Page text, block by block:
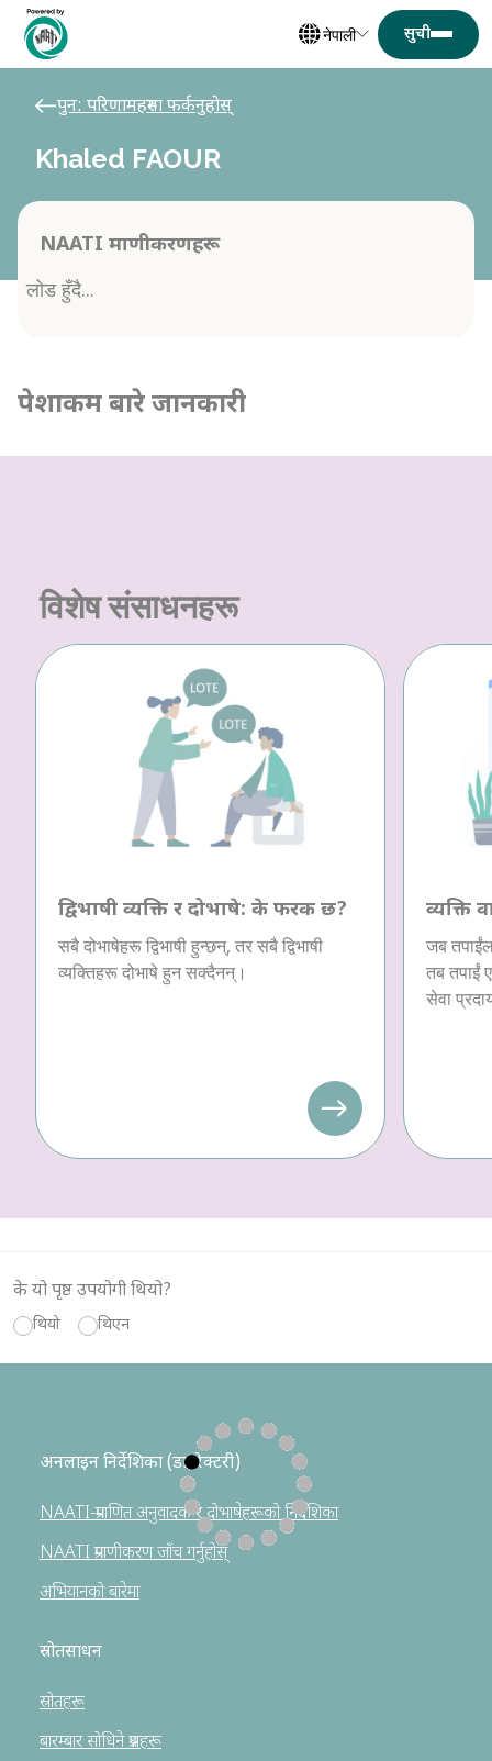
नेपाली
पुन: परिणामहरुमा फर्कनुहोस्
Khaled FAOUR
NAATI प्रमाणीकरणहरू
लोड हुँदै...
पेशाकर्मी बारे जानकारी
विशेष संसाधनहरू
द्विभाषी व्यक्ति र दोभाषे: के फरक छ?
सबै दोभाषेहरू द्विभाषी हुन्छन्, तर सबै द्विभाषी
व्यक्तिहरू दोभाषे हुन सक्दैनन्।
व्यक्ति
जब
तब तपाईं
सेवा
के यो पृष्ठ उपयोगी थियो?
थियो थिएन
अनलाइन निर्देशिका (डाइरेक्टरी)
NAATI-प्रमाणित अनुवादक र दोभाषेहरूको निर्देशिका
NAATI प्रमाणीकरण जाँच गर्नुहोस्
अभियानको बारेमा
स्रोतसाधन
स्रोतहरू
बारम्बार सोधिने प्रश्नहरू